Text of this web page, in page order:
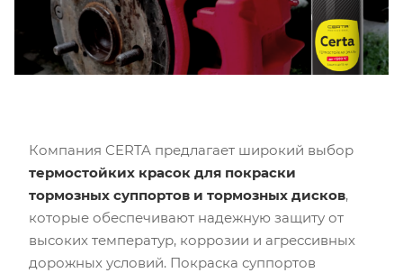
Компания CERTA предлагает широкий выбор
термостойких красок для покраски
тормозных суппортов и тормозных дисков,
которые обеспечивают надежную защиту от
высоких температур, коррозии и агрессивных
дорожных условий. Покраска суппортов